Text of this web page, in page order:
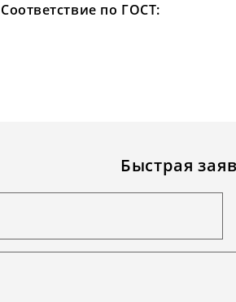
Соответствие по ГОСТ:
Быстрая